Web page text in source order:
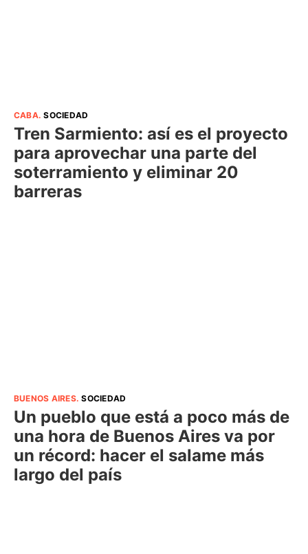
CABA.SOCIEDAD
Tren Sarmiento: así es el proyecto
para aprovechar una parte del
soterramiento y eliminar 20
barreras
BUENOS AIRES.SOCIEDAD
Un pueblo que está a poco más de
una hora de Buenos Aires va por
un récord: hacer el salame más
largo del país